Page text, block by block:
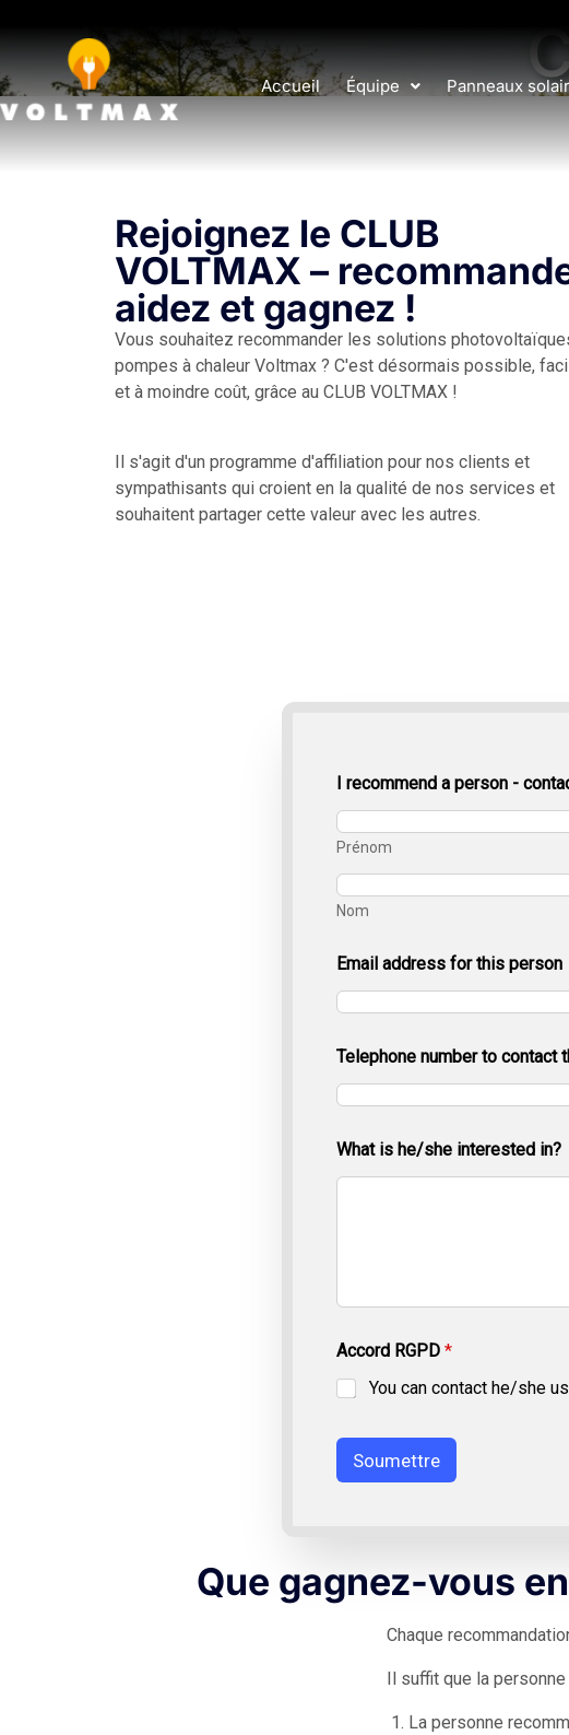
Accueil Équipe Panneaux
Rejoignez le CLUB
VOLTMAX –
aidez et gagnez !
Vous souhaitez recommander les solutions
pompes à chaleur Voltmax ? C'est désormais possible,
et à moindre coût, grâce au CLUB VOLTMAX !
Il s'agit d'un programme d'affiliation pour nos clients et
sympathisants qui croient en la qualité de nos services et
souhaitent partager cette valeur avec les autres.
u
m
b
e
r
V
o
r
e
c
o
t
c
N
a
m
I recommend a person -
Prénom
Nom
Email address for this person
Telephone number to contact
What is he/she interested in?
Accord RGPD *
You can contact he/she
Soumettre
Que gagnez-vous
Chaque
Il suffit que la
La personne